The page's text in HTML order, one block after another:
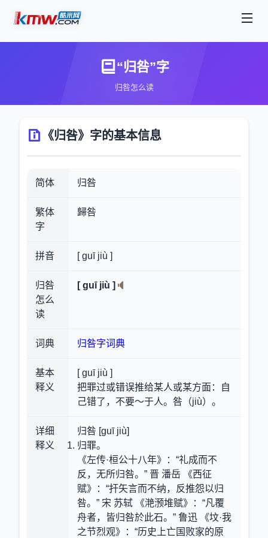
“归咎”字
归咎怎么读
《归咎》字的基本信息
简体 归咎
繁体
字
歸咎
拼音 [ guī jiù ]
归咎
怎么
读
[ guī jiù ]
词典 归咎字词典
基本
释义
[ guī jiù ]
把罪过或错误推给某人或某方面：自
己错了，不要～于人。咎（jiù）。
详细
释义
归咎 [guī jiù]
归罪。
《左传·桓公十八年》：“礼成而不
反，无所归咎。” 晋 潘岳 《西征
赋》：“扞矢言而不纳，反推怨以归
咎。” 宋 苏轼 《滟滪堆赋》：“凡覆
舟者，皆归咎於此石。” 鲁迅 《坟·我
之节烈观》：“历史上亡国败家的原